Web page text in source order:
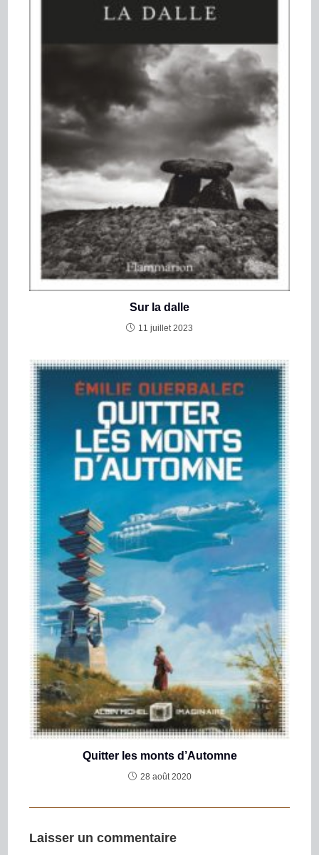
Sur la dalle
11 juillet 2023
Quitter les monts d’Automne
28 août 2020
Laisser un commentaire